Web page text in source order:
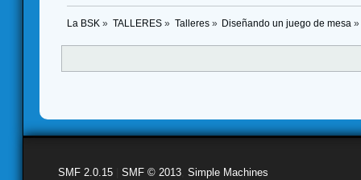
La BSK » TALLERES» Talleres» Diseñando un juego de mesa »
SMF 2.0.15 SMF © 2013 Simple Machines